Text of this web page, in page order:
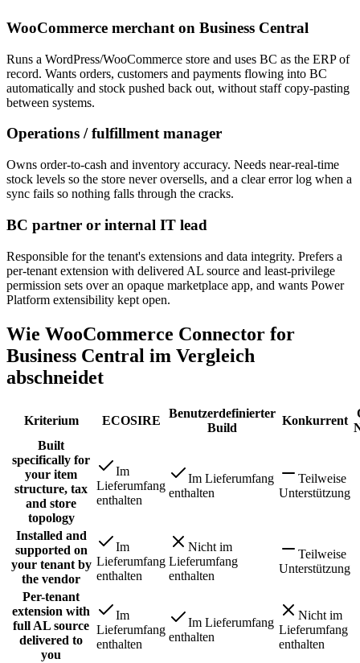
WooCommerce merchant on Business Central
Runs a WordPress/WooCommerce store and uses BC as the ERP of
record. Wants orders, customers and payments flowing into BC
automatically and stock pushed back out, without staff copy-pasting
between systems.
Operations / fulfillment manager
Owns order-to-cash and inventory accuracy. Needs near-real-time
stock levels so the store never oversells, and a clear error log when a
sync fails so nothing falls through the cracks.
BC partner or internal IT lead
Responsible for the tenant's extensions and data integrity. Prefers a
per-tenant extension with delivered AL source and least-privilege
permission sets over an opaque marketplace app, and wants Power
Platform extensibility kept open.
Wie WooCommerce Connector for
Business Central im Vergleich
abschneidet
Kriterium ECOSIRE
Benutzerdefinierter
Build
Konkurrent
Built
specifically for
your item
structure, tax
and store
topology
Im
Lieferumfang
enthalten
Im Lieferumfang
enthalten
Teilweise
Unterstützung
Installed and
supported on
your tenant by
the vendor
Im
Lieferumfang
enthalten
Nicht im
Lieferumfang
enthalten
Teilweise
Unterstützung
Per-tenant
extension with
full AL source
delivered to
you
Im
Lieferumfang
enthalten
Im Lieferumfang
enthalten
Nicht im
Lieferumfang
enthalten